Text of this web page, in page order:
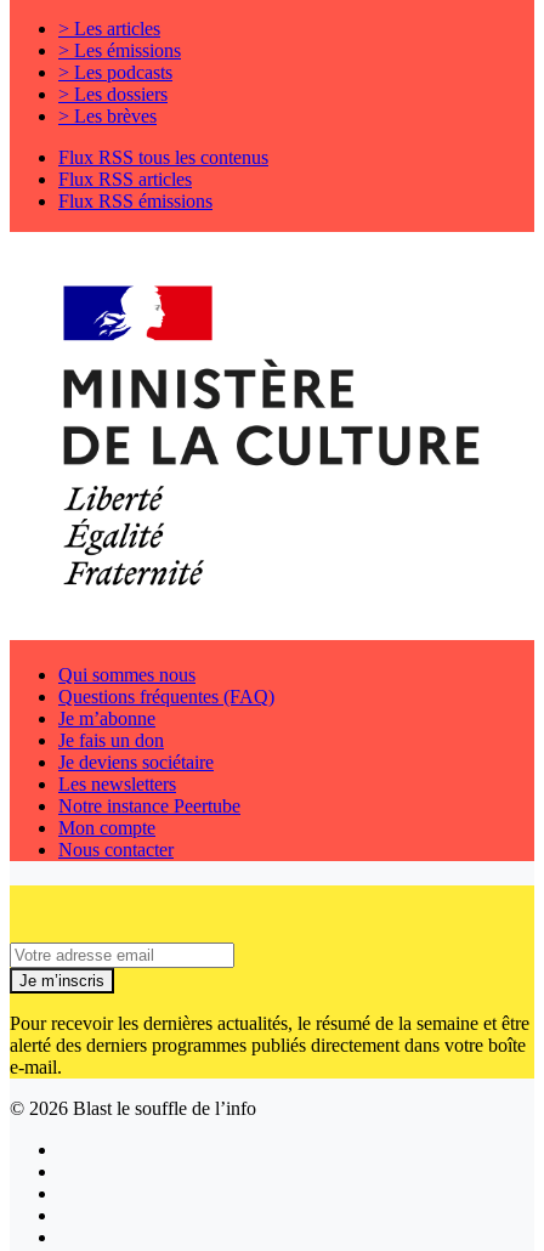
> Les articles
> Les émissions
> Les podcasts
> Les dossiers
> Les brèves
Flux RSS tous les contenus
Flux RSS articles
Flux RSS émissions
Qui sommes nous
Questions fréquentes (FAQ)
Je m’abonne
Je fais un don
Je deviens sociétaire
Les newsletters
Notre instance Peertube
Mon compte
Nous contacter
Je m’inscris
Pour recevoir les dernières actualités, le résumé de la semaine et être
alerté des derniers programmes publiés directement dans votre boîte
e-mail.
© 2026 Blast le souffle de l’info